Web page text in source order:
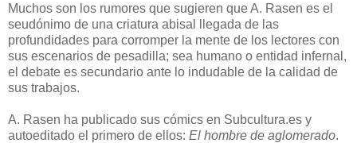
Muchos son los rumores que sugieren que A. Rasen es el
seudónimo de una criatura abisal llegada de las
profundidades para corromper la mente de los lectores con
sus escenarios de pesadilla; sea humano o entidad infernal,
el debate es secundario ante lo indudable de la calidad de
sus trabajos.
A. Rasen ha publicado sus cómics en Subcultura.es y
autoeditado el primero de ellos: El hombre de aglomerado.